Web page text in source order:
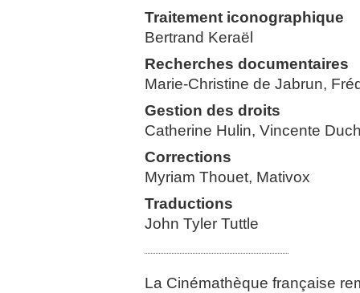
Traitement iconographique
Bertrand Keraël
Recherches documentaires
Marie-Christine de Jabrun,
Gestion des droits
Catherine Hulin, Vincente
Corrections
Myriam Thouet, Mativox
Traductions
John Tyler Tuttle
La Cinémathèque française